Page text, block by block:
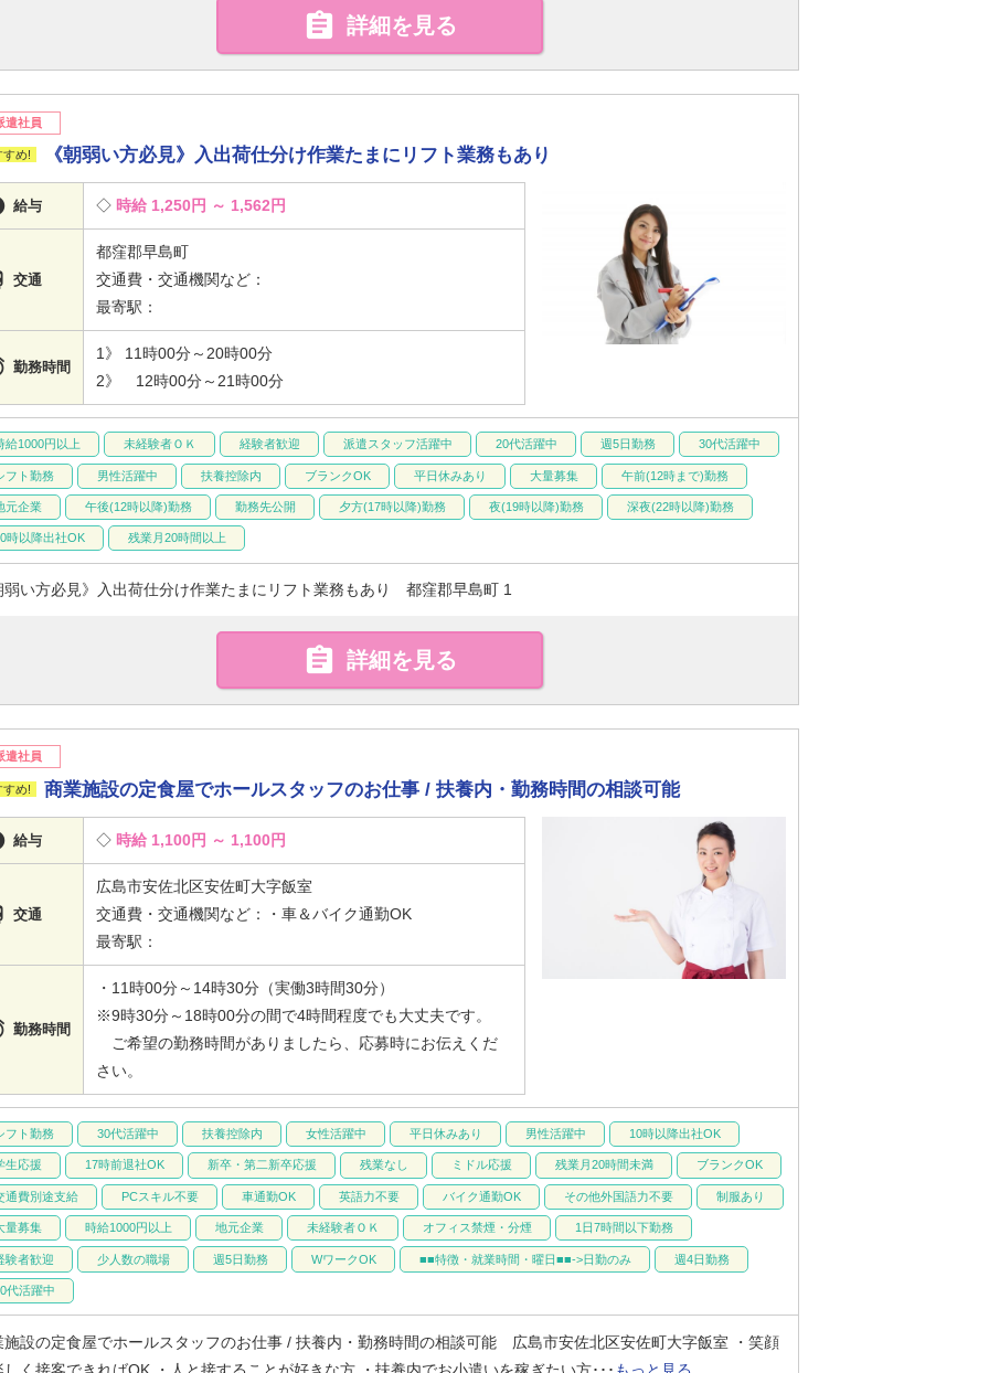
 詳細を見る
遣社員
《朝弱い方必見》入出荷仕分け作業たまにリフト業務もあり
給与 時給 1,250円 ～ 1,562円
交通
都窪郡早島町
交通費・交通機関など：
最寄駅：
勤務時間
1》 11時00分～20時00分
2》 12時00分～21時00分
給1000円以上 未経験者ＯＫ 経験者歓迎 派遣スタッフ活躍中 20代活躍中 週5日勤務 30代活躍中
フト勤務 男性活躍中 扶養控除内 ブランクOK 平日休みあり 大量募集 午前(12時まで)勤務
元企業 午後(12時以降)勤務 勤務先公開 夕方(17時以降)勤務 夜(19時以降)勤務 深夜(22時以降)勤務
時以降出社OK 残業月20時間以上
弱い方必見》入出荷仕分け作業たまにリフト業務もあり 都窪郡早島町 1
 詳細を見る
遣社員
商業施設の定食屋でホールスタッフのお仕事 / 扶養内・勤務時間の相談可能
給与 時給 1,100円 ～ 1,100円
交通
広島市安佐北区安佐町大字飯室
交通費・交通機関など：・車＆バイク通勤OK
最寄駅：
勤務時間
・11時00分～14時30分（実働3時間30分）
※9時30分～18時00分の間で4時間程度でも大丈夫です。
ご希望の勤務時間がありましたら、応募時にお伝えくだ
さい。
フト勤務 30代活躍中 扶養控除内 女性活躍中 平日休みあり 男性活躍中 10時以降出社OK
生応援 17時前退社OK 新卒・第二新卒応援 残業なし ミドル応援 残業月20時間未満 ブランクOK
通費別途支給 PCスキル不要 車通勤OK 英語力不要 バイク通勤OK その他外国語力不要 制服あり
量募集 時給1000円以上 地元企業 未経験者ＯＫ オフィス禁煙・分煙 1日7時間以下勤務
験者歓迎 少人数の職場 週5日勤務 WワークOK ■■特徴・就業時間・曜日■■->日勤のみ 週4日勤務
代活躍中
施設の定食屋でホールスタッフのお仕事 / 扶養内・勤務時間の相談可能 広島市安佐北区安佐町大字飯室 ・笑顔
しく接客できればOK ・人と接することが好きな方 ・扶養内でお小遣いを稼ぎたい方･･･ もっと見る